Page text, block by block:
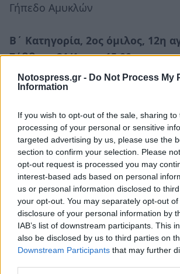
Notospress.gr - Do Not Process My
Information
If you wish to opt-out of the sale, sharing
processing of your personal or sensitive
targeted advertising by us, please use the
section to confirm your selection. Please
opt-out request is processed you may
interest-based ads based on personal
us or personal information disclosed to
your opt-out. You may separately opt-out
disclosure of your personal information by
IAB’s list of downstream participants. This
also be disclosed by us to third parties on
Downstream Participants that may further
Γήπεδο Αμυκλών
Β΄ Κατηγορία, 2ος όμιλος, 12η
Σάββατο 21/1 στις 15.00
Ο αγώνας ΤΡΙΝΑΣΙΑΚΟΣ -
ΕΛΑΦΟΝΗΣΟΥ αναβλήθηκε
Κυριακή 22/1 στις 15.00
Α.Ε. ΔΗΜΟΥ ΑΣΩΠΟΥ - ΔΟΞΑ
Δημοτικό Στάδιο Μολάων
Α.Ο. ΕΛΙΚΑΣ - ΤΑΞΙΑΡΧΕΣ ΝΙΑΤΩΝ
Ελίκας
Football League, 12η αγωνιστική
Σάββατο 21/1 στις 16.00
Ο.Φ.Η. - ΛΑΜΙΑ στο Γήπεδο "Θ.
ΒΑΡΔΙΝΟΓΙΑΝΝΗΣ"